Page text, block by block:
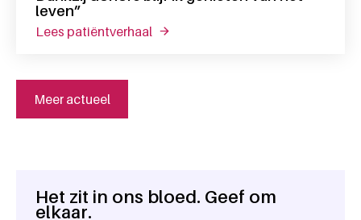
leven”
lees patiëntverhaal over dankzij donors blijf ik
Meer actueel
Algemene informatie
Het zit in ons bloed. Geef om
elkaar.